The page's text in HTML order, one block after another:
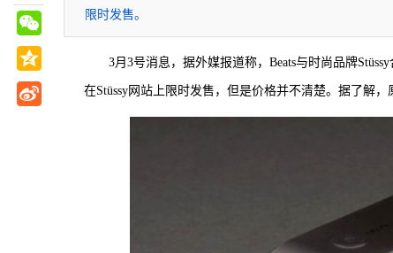
限时发售。
3月3号消息，据外媒报道称，Beats与时尚品牌
在Stüssy网站上限时发售，但是价格并不清楚。据了解，